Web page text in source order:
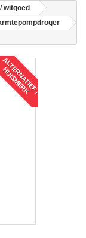
witgoed
A
L
T
E
R
N
A
T
I
E
F
/
H
U
I
S
M
E
R
K